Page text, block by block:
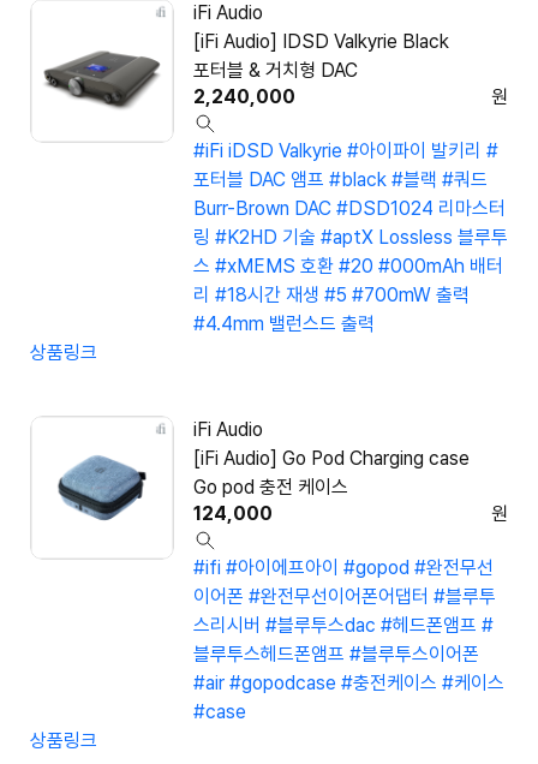
iFi Audio
[iFi Audio] IDSD Valkyrie Black
포터블 & 거치형 DAC
2,240,000
원
#iFi iDSD Valkyrie #아이파이 발키리 #
포터블 DAC 앰프 #black #블랙 #쿼드
Burr-Brown DAC #DSD1024 리마스터
링 #K2HD 기술 #aptX Lossless 블루투
스 #xMEMS 호환 #20 #000mAh 배터
리 #18시간 재생 #5 #700mW 출력
#4.4mm 밸런스드 출력
상품링크
iFi Audio
[iFi Audio] Go Pod Charging case
Go pod 충전 케이스
124,000
원
#ifi #아이에프아이 #gopod #완전무선
이어폰 #완전무선이어폰어댑터 #블루투
스리시버 #블루투스dac #헤드폰앰프 #
블루투스헤드폰앰프 #블루투스이어폰
#air #gopodcase #충전케이스 #케이스
#case
상품링크